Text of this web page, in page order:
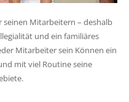
Mitarbeitern – deshalb
und ein familiäres
Mitarbeiter sein Können ein
mit viel Routine seine